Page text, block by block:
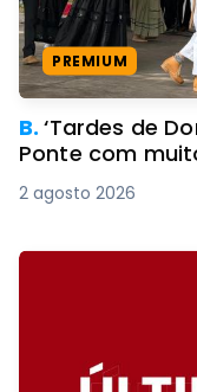
PREMIUM
B.‘Tardes de
Ponte com
2 agosto 2026